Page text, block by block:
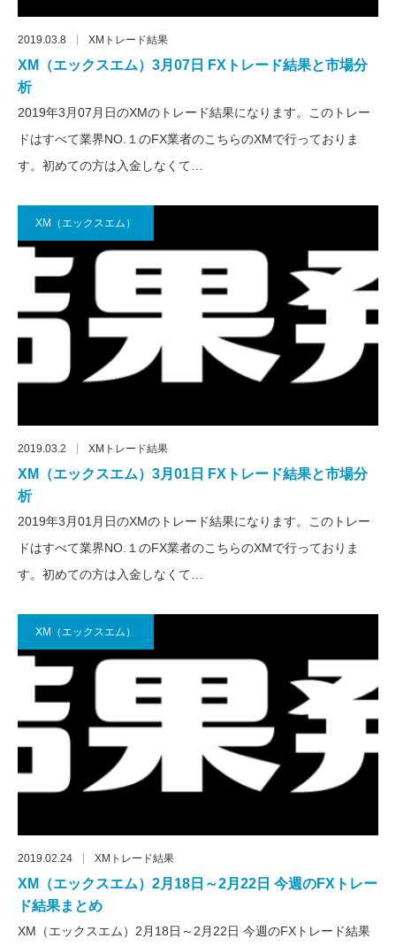
2019.03.8 XMトレード結果
XM（エックスエム）3月07日 FXトレード結果と市場分
析
2019年3月07月日のXMのトレード結果になります。このトレー
ドはすべて業界NO.１のFX業者のこちらのXMで行っておりま
す。初めての方は入金しなくて…
XM（エックスエム）
2019.03.2 XMトレード結果
XM（エックスエム）3月01日 FXトレード結果と市場分
析
2019年3月01月日のXMのトレード結果になります。このトレー
ドはすべて業界NO.１のFX業者のこちらのXMで行っておりま
す。初めての方は入金しなくて…
XM（エックスエム）
2019.02.24 XMトレード結果
XM（エックスエム）2月18日～2月22日 今週のFXトレー
ド結果まとめ
XM（エックスエム）2月18日～2月22日 今週のFXトレード結果